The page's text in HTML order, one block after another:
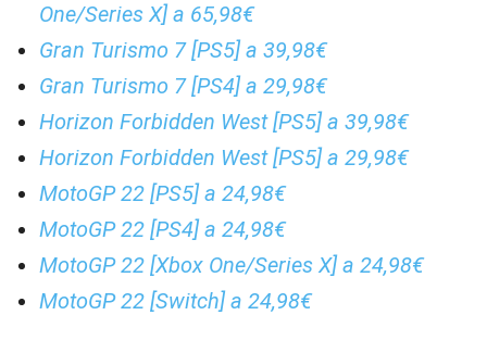
One/Series X] a 65,98€
Gran Turismo 7 [PS5] a 39,98€
Gran Turismo 7 [PS4] a 29,98€
Horizon Forbidden West [PS5] a 39,98€
Horizon Forbidden West [PS5] a 29,98€
MotoGP 22 [PS5] a 24,98€
MotoGP 22 [PS4] a 24,98€
MotoGP 22 [Xbox One/Series X] a 24,98€
MotoGP 22 [Switch] a 24,98€